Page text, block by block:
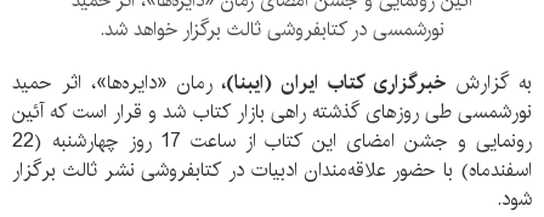
نورشمسی در کتابفروشی ثالث برگزار خواهد شد.
به گزارش خبرگزاری کتاب ایران (ایبنا)، رمان «دایره‌ها»، اثر حمید
نورشمسی طی روزهای گذشته راهی بازار کتاب شد و قرار است که آئین
رونمایی و جشن امضای این کتاب از ساعت 17 روز چهارشنبه (22
اسفندماه)‌ با حضور علاقه‌مندان ادبیات در کتابفروشی نشر ثالث برگزار
شود.